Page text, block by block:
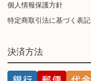
個人情報保護方針
特定商取引法に基づく表記
決済方法